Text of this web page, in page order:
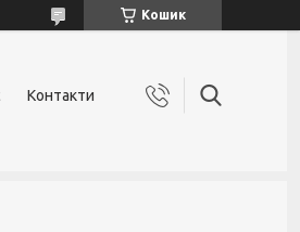
Кошик
Контакти